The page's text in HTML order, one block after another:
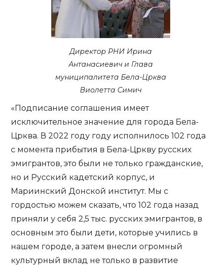
Директор РНИ Ирина
Антанасиевич и Глава
муниципалитета Бела-Црква
Виолетта Симич
«Подписание соглашения имеет
исключительное значение для города Бела-
Црква. В 2022 году году исполнилось 102 года
с момента прибытия в Бела-Цркву русских
эмигрантов, это были не только гражданские,
но и Русский кадетский корпус, и
Мариинский Донской институт. Мы с
гордостью можем сказать, что 102 года назад
приняли у себя 2,5 тыс. русских эмигрантов, в
основным это были дети, которые учились в
нашем городе, а затем внесли огромный
культурный вклад не только в развитие